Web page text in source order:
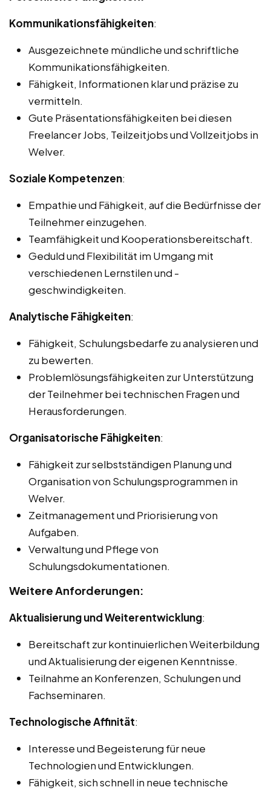
Kommunikationsfähigkeiten:
Ausgezeichnete mündliche und schriftliche
Kommunikationsfähigkeiten.
Fähigkeit, Informationen klar und präzise zu
vermitteln.
Gute Präsentationsfähigkeiten bei diesen
Freelancer Jobs, Teilzeitjobs und Vollzeitjobs in
Welver.
Soziale Kompetenzen:
Empathie und Fähigkeit, auf die Bedürfnisse der
Teilnehmer einzugehen.
Teamfähigkeit und Kooperationsbereitschaft.
Geduld und Flexibilität im Umgang mit
verschiedenen Lernstilen und -
geschwindigkeiten.
Analytische Fähigkeiten:
Fähigkeit, Schulungsbedarfe zu analysieren und
zu bewerten.
Problemlösungsfähigkeiten zur Unterstützung
der Teilnehmer bei technischen Fragen und
Herausforderungen.
Organisatorische Fähigkeiten:
Fähigkeit zur selbstständigen Planung und
Organisation von Schulungsprogrammen in
Welver.
Zeitmanagement und Priorisierung von
Aufgaben.
Verwaltung und Pflege von
Schulungsdokumentationen.
Weitere Anforderungen:
Aktualisierung und Weiterentwicklung:
Bereitschaft zur kontinuierlichen Weiterbildung
und Aktualisierung der eigenen Kenntnisse.
Teilnahme an Konferenzen, Schulungen und
Fachseminaren.
Technologische Affinität:
Interesse und Begeisterung für neue
Technologien und Entwicklungen.
Fähigkeit, sich schnell in neue technische